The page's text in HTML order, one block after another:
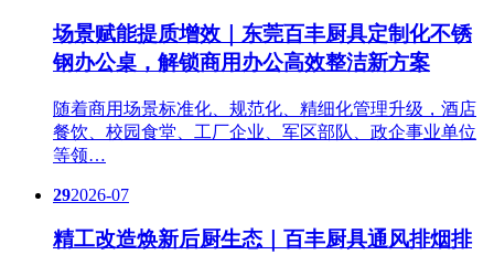
场景赋能提质增效｜东莞百丰厨具定制化不锈
钢办公桌，解锁商用办公高效整洁新方案
随着商用场景标准化、规范化、精细化管理升级，酒店
餐饮、校园食堂、工厂企业、军区部队、政企事业单位
等领…
292026-07
精工改造焕新后厨生态｜百丰厨具通风排烟排